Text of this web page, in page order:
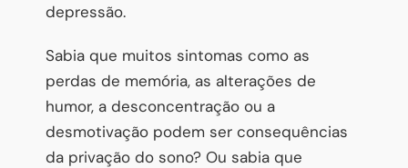
depressão.
Sabia que muitos sintomas como as
perdas de memória, as alterações de
humor, a desconcentração ou a
desmotivação podem ser consequências
da privação do sono? Ou sabia que